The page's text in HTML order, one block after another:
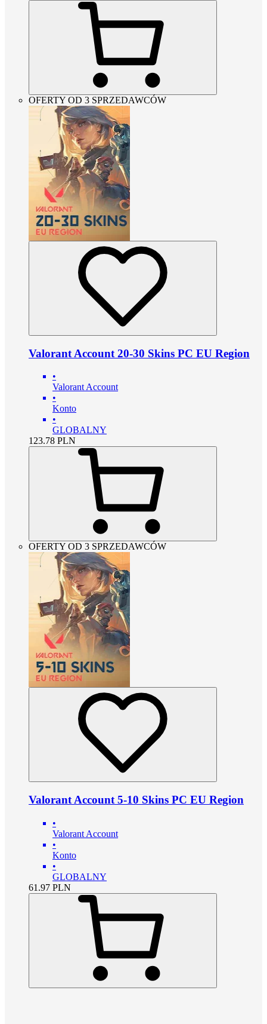
OFERTY OD 3 SPRZEDAWCÓW
Valorant Account 20-30 Skins PC EU Region
•
Valorant Account
•
Konto
•
GLOBALNY
123.78 PLN
OFERTY OD 3 SPRZEDAWCÓW
Valorant Account 5-10 Skins PC EU Region
•
Valorant Account
•
Konto
•
GLOBALNY
61.97 PLN